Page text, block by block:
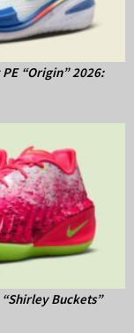
“Origin” 2026:
Buckets”